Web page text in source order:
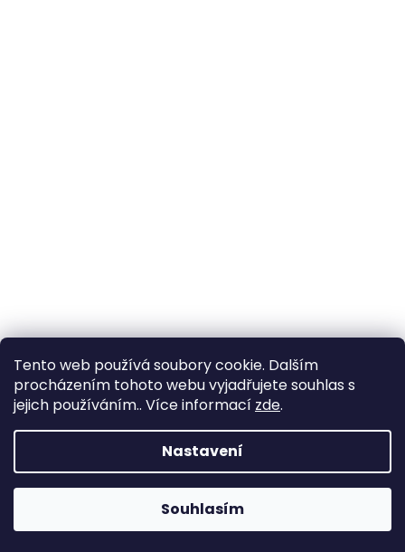
Tento web používá soubory cookie. Dalším
procházením tohoto webu vyjadřujete souhlas s
jejich používáním.. Více informací zde.
Nastavení
Souhlasím